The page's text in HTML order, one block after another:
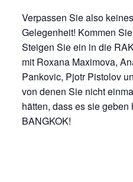
Verpassen Sie also
Gelegenheit! Kommen
Steigen Sie ein in die
mit Roxana Maximova,
Pankovic, Pjotr Pistolov
von denen Sie nicht
hätten, dass es sie
BANGKOK!